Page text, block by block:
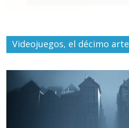
Videojuegos, el décimo arte